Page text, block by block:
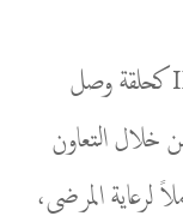
يعمل قسم أمراض الجهاز الهضمي في IMC كحلقة وصل
خلال التعاون
لرعاية المرضى،